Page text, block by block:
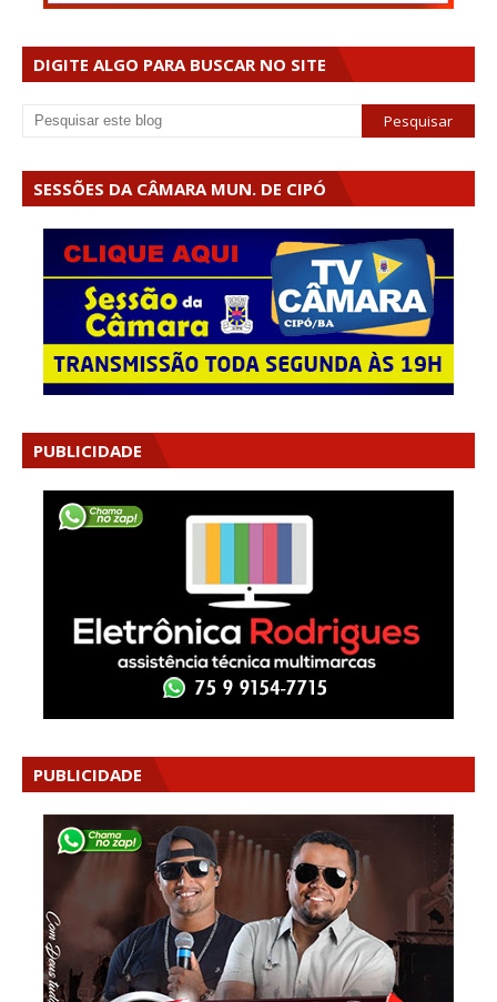
DIGITE ALGO PARA BUSCAR NO SITE
SESSÕES DA CÂMARA MUN. DE CIPÓ
PUBLICIDADE
PUBLICIDADE